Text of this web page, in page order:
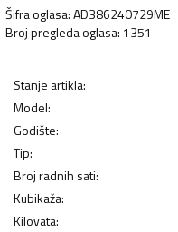
Šifra oglasa:AD386240729ME
Broj pregleda oglasa: 1351
Stanje artikla:
Model:
Godište:
Tip:
Broj radnih sati:
Kubikaža:
Kilovata: